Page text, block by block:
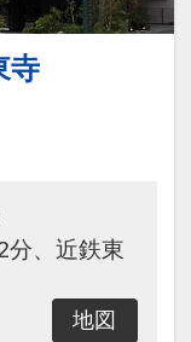
寺
分、近鉄東
地図